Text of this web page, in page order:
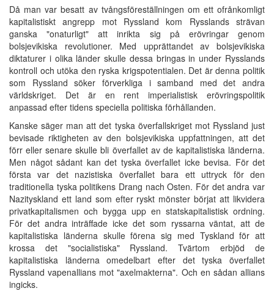
Då man var besatt av tvångsföreställningen om ett ofrånkomligt
kapitalistiskt angrepp mot Ryssland kom Rysslands strävan
ganska "onaturligt" att inrikta sig på erövringar genom
bolsjevikiska revolutioner. Med upprättandet av bolsjevikiska
diktaturer i olika länder skulle dessa bringas in under Rysslands
kontroll och utöka den ryska krigspotentialen. Det är denna politik
som Ryssland söker förverkliga i samband med det andra
världskriget. Det är en rent imperialistisk erövringspolitik
anpassad efter tidens speciella politiska förhållanden.
Kanske säger man att det tyska överfallskriget mot Ryssland just
bevisade riktigheten av den bolsjevikiska uppfattningen, att det
förr eller senare skulle bli överfallet av de kapitalistiska länderna.
Men något sådant kan det tyska överfallet icke bevisa. För det
första var det nazistiska överfallet bara ett uttryck för den
traditionella tyska politikens Drang nach Osten. För det andra var
Nazityskland ett land som efter ryskt mönster börjat att likvidera
privatkapitalismen och bygga upp en statskapitalistisk ordning.
För det andra inträffade icke det som ryssarna väntat, att de
kapitalistiska länderna skulle förena sig med Tyskland för att
krossa det "socialistiska" Ryssland. Tvärtom erbjöd de
kapitalistiska länderna omedelbart efter det tyska överfallet
Ryssland vapenallians mot "axelmakterna". Och en sådan allians
ingicks.